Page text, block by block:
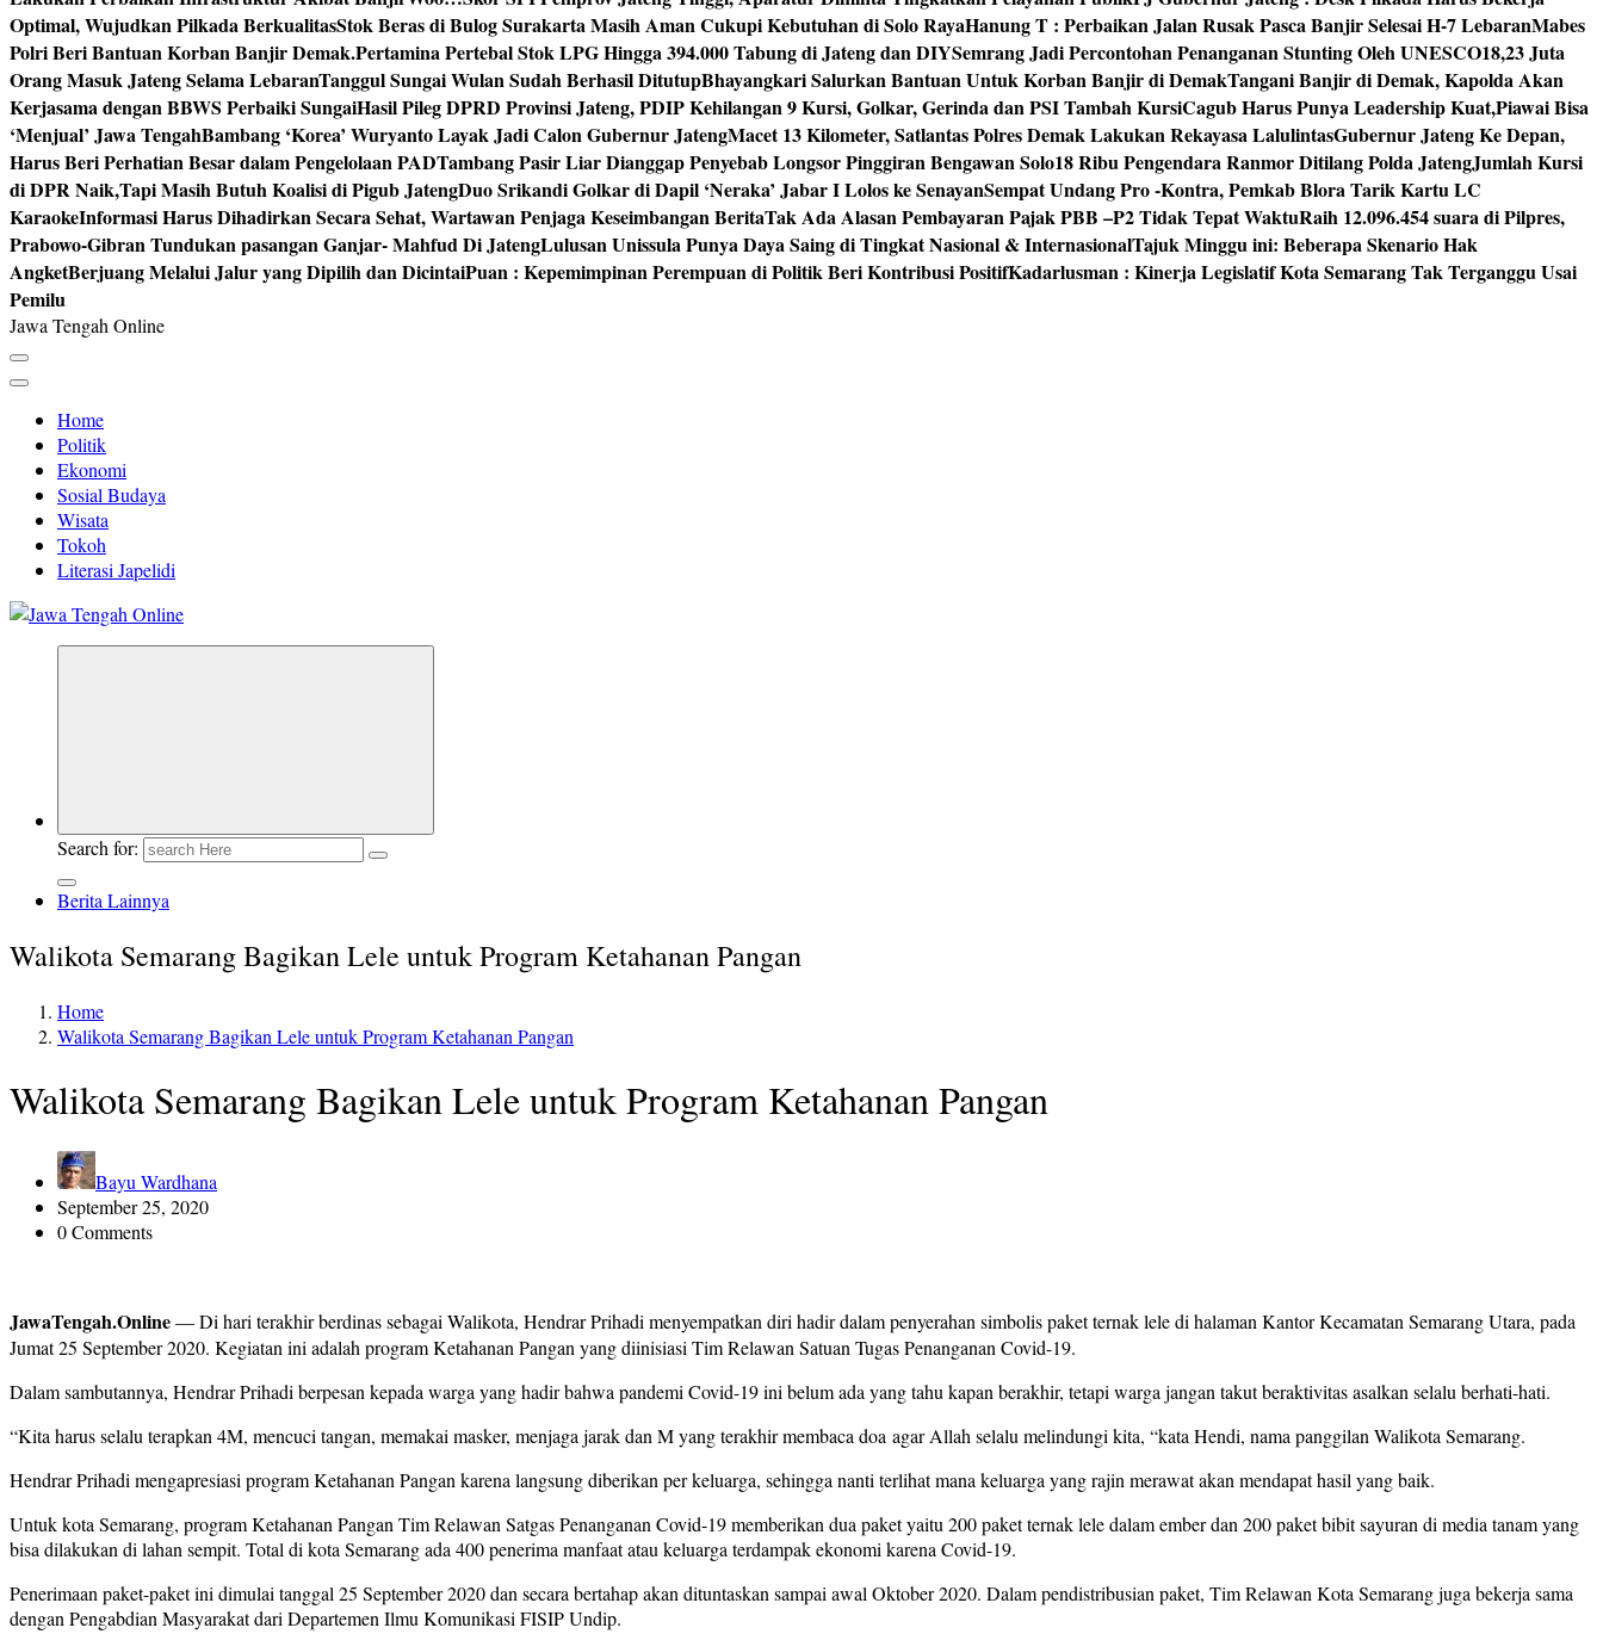
Optimal, Wujudkan Pilkada BerkualitasStok Beras di Bulog Surakarta Masih Aman Cukupi Kebutuhan di Solo RayaHanung T : Perbaikan Jalan Rusak Pasca Banjir Selesai H-7 LebaranMabes
Polri Beri Bantuan Korban Banjir Demak.Pertamina Pertebal Stok LPG Hingga 394.000 Tabung di Jateng dan DIYSemrang Jadi Percontohan Penanganan Stunting Oleh UNESCO18,23 Juta
Orang Masuk Jateng Selama LebaranTanggul Sungai Wulan Sudah Berhasil DitutupBhayangkari Salurkan Bantuan Untuk Korban Banjir di DemakTangani Banjir di Demak, Kapolda Akan
Kerjasama dengan BBWS Perbaiki SungaiHasil Pileg DPRD Provinsi Jateng, PDIP Kehilangan 9 Kursi, Golkar, Gerinda dan PSI Tambah KursiCagub Harus Punya Leadership Kuat,Piawai Bisa
‘Menjual’ Jawa TengahBambang ‘Korea’ Wuryanto Layak Jadi Calon Gubernur JatengMacet 13 Kilometer, Satlantas Polres Demak Lakukan Rekayasa LalulintasGubernur Jateng Ke Depan,
Harus Beri Perhatian Besar dalam Pengelolaan PADTambang Pasir Liar Dianggap Penyebab Longsor Pinggiran Bengawan Solo18 Ribu Pengendara Ranmor Ditilang Polda JatengJumlah Kursi
di DPR Naik,Tapi Masih Butuh Koalisi di Pigub JatengDuo Srikandi Golkar di Dapil ‘Neraka’ Jabar I Lolos ke SenayanSempat Undang Pro -Kontra, Pemkab Blora Tarik Kartu LC
KaraokeInformasi Harus Dihadirkan Secara Sehat, Wartawan Penjaga Keseimbangan BeritaTak Ada Alasan Pembayaran Pajak PBB –P2 Tidak Tepat WaktuRaih 12.096.454 suara di Pilpres,
Prabowo-Gibran Tundukan pasangan Ganjar- Mahfud Di JatengLulusan Unissula Punya Daya Saing di Tingkat Nasional & InternasionalTajuk Minggu ini: Beberapa Skenario Hak
AngketBerjuang Melalui Jalur yang Dipilih dan DicintaiPuan : Kepemimpinan Perempuan di Politik Beri Kontribusi PositifKadarlusman : Kinerja Legislatif Kota Semarang Tak Terganggu Usai
Pemilu
Jawa Tengah Online
Home
Politik
Ekonomi
Sosial Budaya
Wisata
Tokoh
Literasi Japelidi
Search for:
Berita Lainnya
Walikota Semarang Bagikan Lele untuk Program Ketahanan Pangan
Home
Walikota Semarang Bagikan Lele untuk Program Ketahanan Pangan
Walikota Semarang Bagikan Lele untuk Program Ketahanan Pangan
Bayu Wardhana
September 25, 2020
0 Comments
JawaTengah.Online— Di hari terakhir berdinas sebagai Walikota, Hendrar Prihadi menyempatkan diri hadir dalam penyerahan simbolis paket ternak lele di halaman Kantor Kecamatan Semarang Utara, pada
Jumat 25 September 2020. Kegiatan ini adalah program Ketahanan Pangan yang diinisiasi Tim Relawan Satuan Tugas Penanganan Covid-19.
Dalam sambutannya, Hendrar Prihadi berpesan kepada warga yang hadir bahwa pandemi Covid-19 ini belum ada yang tahu kapan berakhir, tetapi warga jangan takut beraktivitas asalkan selalu berhati-hati.
“Kita harus selalu terapkan 4M, mencuci tangan, memakai masker, menjaga jarak dan M yang terakhir membaca doa agar Allah selalu melindungi kita, “kata Hendi, nama panggilan Walikota Semarang.
Hendrar Prihadi mengapresiasi program Ketahanan Pangan karena langsung diberikan per keluarga, sehingga nanti terlihat mana keluarga yang rajin merawat akan mendapat hasil yang baik.
Untuk kota Semarang, program Ketahanan Pangan Tim Relawan Satgas Penanganan Covid-19 memberikan dua paket yaitu 200 paket ternak lele dalam ember dan 200 paket bibit sayuran di media tanam yang
bisa dilakukan di lahan sempit. Total di kota Semarang ada 400 penerima manfaat atau keluarga terdampak ekonomi karena Covid-19.
Penerimaan paket-paket ini dimulai tanggal 25 September 2020 dan secara bertahap akan dituntaskan sampai awal Oktober 2020. Dalam pendistribusian paket, Tim Relawan Kota Semarang juga bekerja sama
dengan Pengabdian Masyarakat dari Departemen Ilmu Komunikasi FISIP Undip.